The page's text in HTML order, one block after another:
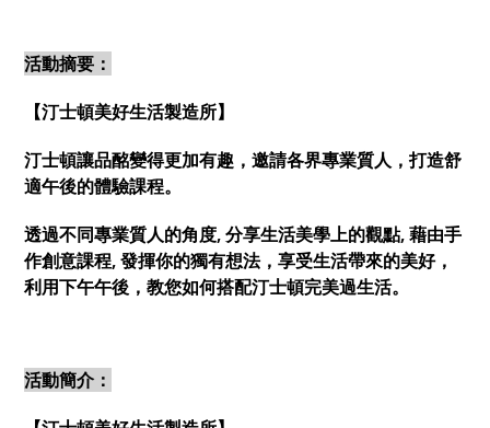
活動摘要：
【汀士頓美好生活製造所】
汀士頓讓品酩變得更加有趣，邀請各界專業質人，打造舒
適午後的體驗課程。
透過不同專業質人的角度, 分享生活美學上的觀點, 藉由手
作創意課程, 發揮你的獨有想法，享受生活帶來的美好，
利用下午午後，教您如何搭配汀士頓完美過生活。
活動簡介：